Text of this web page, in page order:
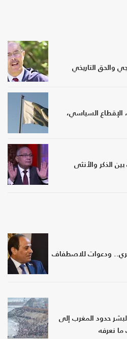
والحق التاريخي
الإقطاع السياسي،
الذكر والأنثى
ودعوات للاصطفاف
حدود المغرب إلى
نعرفه